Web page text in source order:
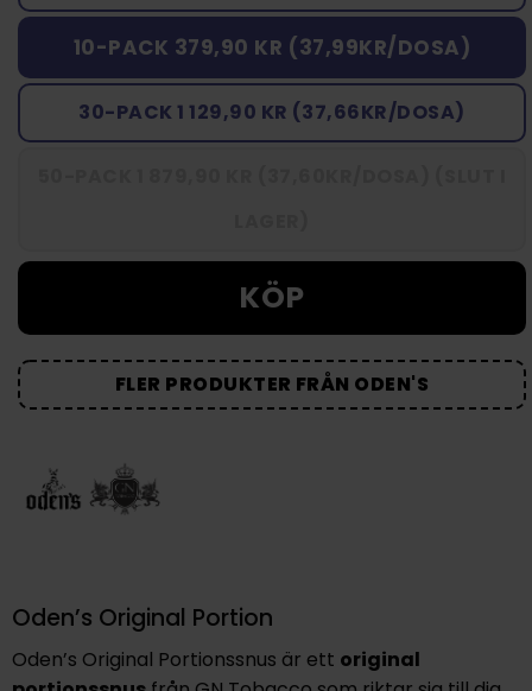
10-PACK 379,90 KR (37,99KR/DOSA)
30-PACK 1 129,90 KR (37,66KR/DOSA)
KÖP
FLER PRODUKTER FRÅN ODEN'S
Oden’s Original Portion
Oden’s Original Portionssnus är ett original